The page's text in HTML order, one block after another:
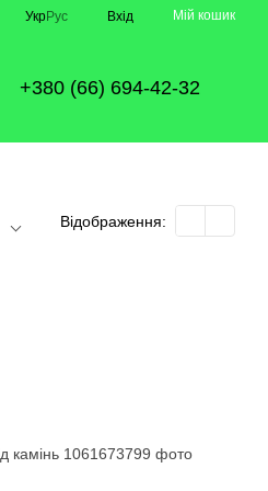
УкрРус Вхід Мій кошик
+380 (66) 694-42-32
Відображення: